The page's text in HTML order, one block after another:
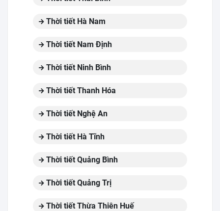
Thời tiết Hà Nam
Thời tiết Nam Định
Thời tiết Ninh Bình
Thời tiết Thanh Hóa
Thời tiết Nghệ An
Thời tiết Hà Tĩnh
Thời tiết Quảng Bình
Thời tiết Quảng Trị
Thời tiết Thừa Thiên Huế